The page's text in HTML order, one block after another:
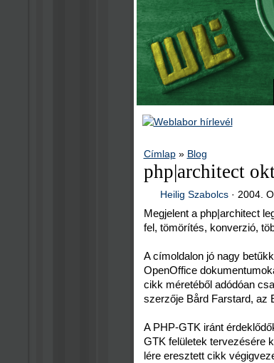
Címlap» Blog
php|architect
Heilig Szabolcs · 2004.
Megjelent a php|architect
fel, tömörítés, konverzió,
A címoldalon jó nagy
OpenOffice
cikk méretéből adódóan
szerzője Bård Farstard, az
A PHP-GTK iránt
GTK felületek tervezésére
lére eresztett cikk